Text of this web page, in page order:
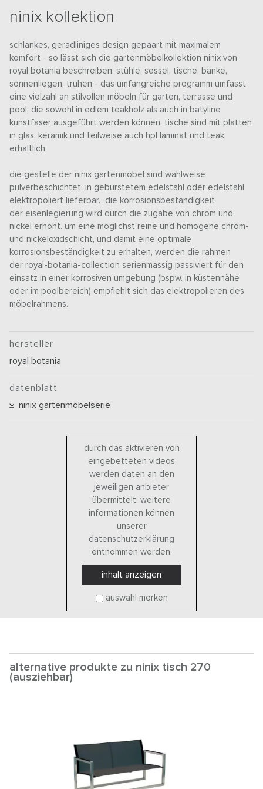
ninix kollektion
schlankes, geradliniges design gepaart mit maximalem
komfort - so lässt sich die gartenmöbelkollektion ninix von
royal botania beschreiben. stühle, sessel, tische, bänke,
sonnenliegen, truhen - das umfangreiche programm umfasst
eine vielzahl an stilvollen möbeln für garten, terrasse und
pool, die sowohl in edlem teakholz als auch in batyline
kunstfaser ausgeführt werden können. tische sind mit platten
in glas, keramik und teilweise auch hpl laminat und teak
erhältlich.
die gestelle der ninix gartenmöbel sind wahlweise
pulverbeschichtet, in gebürstetem edelstahl oder edelstahl
elektropoliert lieferbar. die korrosionsbeständigkeit
der eisenlegierung wird durch die zugabe von chrom und
nickel erhöht. um eine möglichst reine und homogene chrom-
und nickeloxidschicht, und damit eine optimale
korrosionsbeständigkeit zu erhalten, werden die rahmen
der royal-botania-collection serienmässig passiviert für den
einsatz in einer korrosiven umgebung (bspw. in küstennähe
oder im poolbereich) empfiehlt sich das elektropolieren des
möbelrahmens.
hersteller
royal botania
datenblatt
ninix gartenmöbelserie
durch das aktivieren von
eingebetteten videos
werden daten an den
jeweiligen anbieter
übermittelt. weitere
informationen können
unserer
datenschutzerklärung
entnommen werden.
inhalt anzeigen
auswahl merken
alternative produkte zu ninix tisch 270
(ausziehbar)